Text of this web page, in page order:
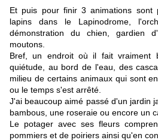
Et puis pour finir 3 animations sont
lapins dans le Lapinodrome,
démonstration du chien, gardien
moutons.
Bref, un endroit où il fait vraiment
quiétude, au bord de l'eau, des
milieu de certains animaux qui sont
ou le temps s'est arrêté.
J'ai beaucoup aimé passé d'un jardin
bambous, une roseraie ou encore un
Le potager avec ses fleurs
pommiers et de poiriers ainsi qu'en